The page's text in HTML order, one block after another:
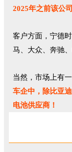
2025年之前该公
客户方面，宁德
马、大众、奔驰、
当然，市场上有
车企中，除比亚
电池供应商！